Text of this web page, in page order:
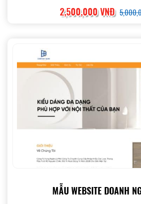
2,500,000 VNĐ
MẪU WEBSITE DOANH